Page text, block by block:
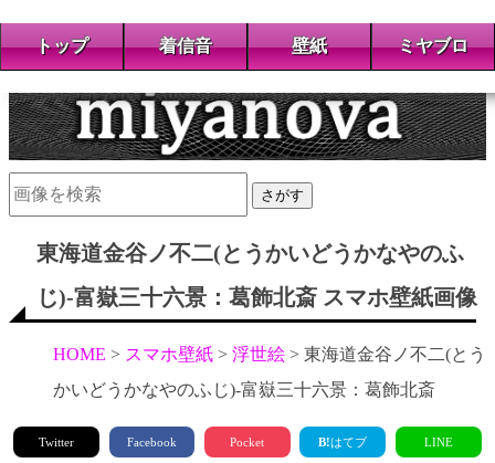
トップ 着信音 壁紙 ミヤブロ
さがす
東海道金谷ノ不二(とうかいどうかなやのふ
じ)-富嶽三十六景：葛飾北斎 スマホ壁紙画像
HOME スマホ壁紙 浮世絵
東海道金谷ノ不二(とう
かいどうかなやのふじ)-富嶽三十六景：葛飾北斎
Twitter Facebook Pocket B!はてブ LINE